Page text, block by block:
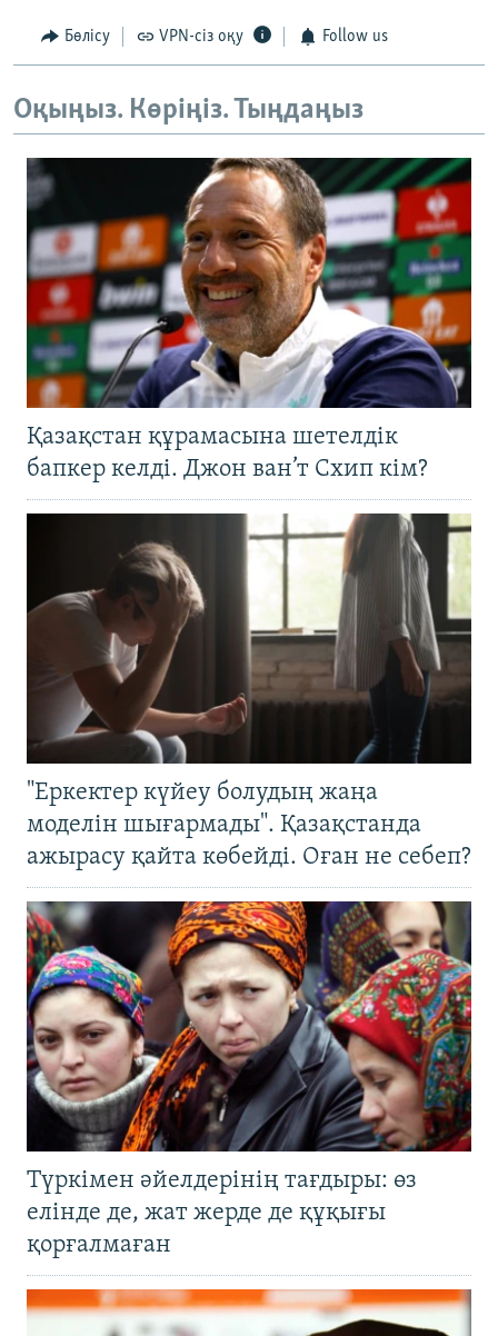
Бөлісу VPN-сіз оқу Follow us
Оқыңыз. Көріңіз. Тыңдаңыз
Қазақстан құрамасына шетелдік
бапкер келді. Джон ван’т Схип кім?
"Еркектер күйеу болудың жаңа
моделін шығармады". Қазақстанда
ажырасу қайта көбейді. Оған не себеп?
Түркімен әйелдерінің тағдыры: өз
елінде де, жат жерде де құқығы
қорғалмаған